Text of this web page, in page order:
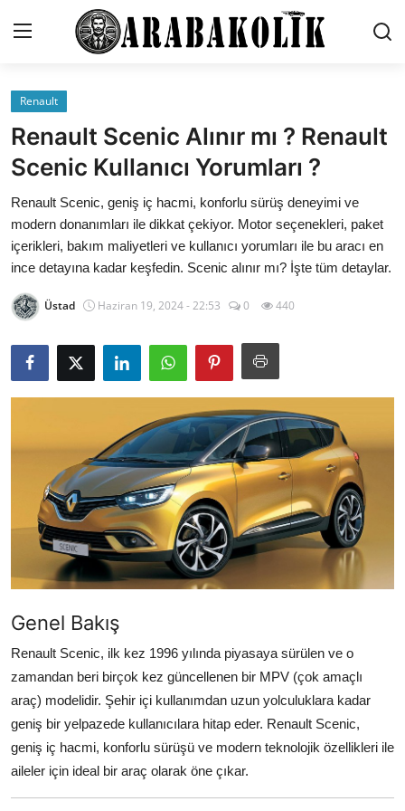
İletişim
Genel
Karşılaştırmalar
Testler
Markalar
Öneriler
Motosiklet
Paketler
Oto Bilgi
Renault
Renault Scenic Alınır mı ? Renault
Scenic Kullanıcı Yorumları ?
Renault Scenic, geniş iç hacmi, konforlu sürüş deneyimi ve
modern donanımları ile dikkat çekiyor. Motor seçenekleri, paket
içerikleri, bakım maliyetleri ve kullanıcı yorumları ile bu aracı en
ince detayına kadar keşfedin. Scenic alınır mı? İşte tüm detaylar.
Üstad Haziran 19, 2024 - 22:53 0 440
Genel Bakış
Renault Scenic, ilk kez 1996 yılında piyasaya sürülen ve o
zamandan beri birçok kez güncellenen bir MPV (çok amaçlı
araç) modelidir. Şehir içi kullanımdan uzun yolculuklara kadar
geniş bir yelpazede kullanıcılara hitap eder. Renault Scenic,
geniş iç hacmi, konforlu sürüşü ve modern teknolojik özellikleri ile
aileler için ideal bir araç olarak öne çıkar.